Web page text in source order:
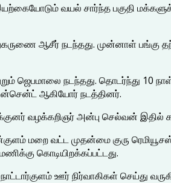
வயல் சார்ந்த பகுதி
ஆசீர் நடந்தது. முன்னாள் பங்கு
ஜெபமாலை நடந்தது. தொடர்ந்து 10
ஆகியோர் நடத்தினர்.
வழக்கறிஞர் அன்பு செல்வன்
மறை வட்ட முதன்மை குரு
கொடியிறக்கப்பட்டது.
ஊர் நிர்வாகிகள் செய்து